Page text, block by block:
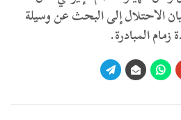
الاحتلال إلى البحث عن وسيلة
المبادرة.